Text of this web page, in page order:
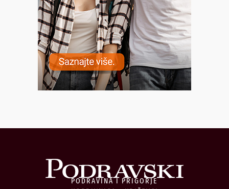
PODRAVINA I PRIGORJE